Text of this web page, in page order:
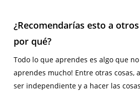
¿Recomendarías esto a
por qué?
Todo lo que aprendes es algo que no
aprendes mucho! Entre otras cosas,
ser independiente y a hacer las